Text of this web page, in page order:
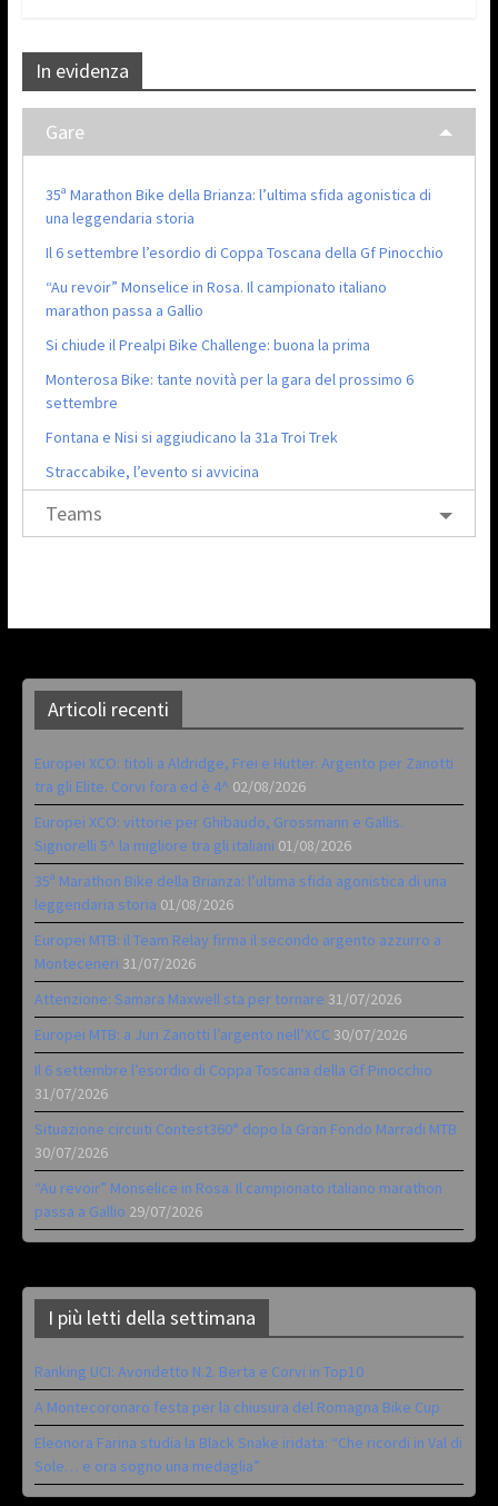
In evidenza
Gare
35ª Marathon Bike della Brianza: l’ultima sfida agonistica di
una leggendaria storia
Il 6 settembre l’esordio di Coppa Toscana della Gf Pinocchio
“Au revoir” Monselice in Rosa. Il campionato italiano
marathon passa a Gallio
Si chiude il Prealpi Bike Challenge: buona la prima
Monterosa Bike: tante novità per la gara del prossimo 6
settembre
Fontana e Nisi si aggiudicano la 31a Troi Trek
Straccabike, l’evento si avvicina
Teams
Articoli recenti
Europei XCO: titoli a Aldridge, Frei e Hutter. Argento per Zanotti
tra gli Elite. Corvi fora ed è 4^ 02/08/2026
Europei XCO: vittorie per Ghibaudo, Grossmann e Gallis.
Signorelli 5^ la migliore tra gli italiani 01/08/2026
35ª Marathon Bike della Brianza: l’ultima sfida agonistica di una
leggendaria storia 01/08/2026
Europei MTB: il Team Relay firma il secondo argento azzurro a
Monteceneri 31/07/2026
Attenzione: Samara Maxwell sta per tornare 31/07/2026
Europei MTB: a Juri Zanotti l’argento nell’XCC 30/07/2026
Il 6 settembre l’esordio di Coppa Toscana della Gf Pinocchio
31/07/2026
Situazione circuiti Contest360° dopo la Gran Fondo Marradi MTB
30/07/2026
“Au revoir” Monselice in Rosa. Il campionato italiano marathon
passa a Gallio 29/07/2026
I più letti della settimana
Ranking UCI: Avondetto N.2. Berta e Corvi in Top10
A Montecoronaro festa per la chiusura del Romagna Bike Cup
Eleonora Farina studia la Black Snake iridata: “Che ricordi in Val di
Sole… e ora sogno una medaglia”